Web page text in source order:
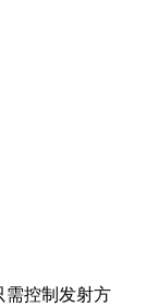
需控制发射方